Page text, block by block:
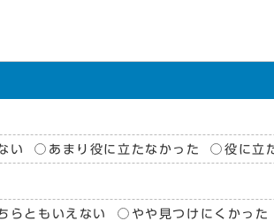
い あまり役に立たなかった 役に立
らともいえない やや見つけにくかった